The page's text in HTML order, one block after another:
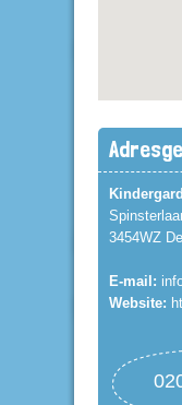
3454WZ
E-mail:
Website: